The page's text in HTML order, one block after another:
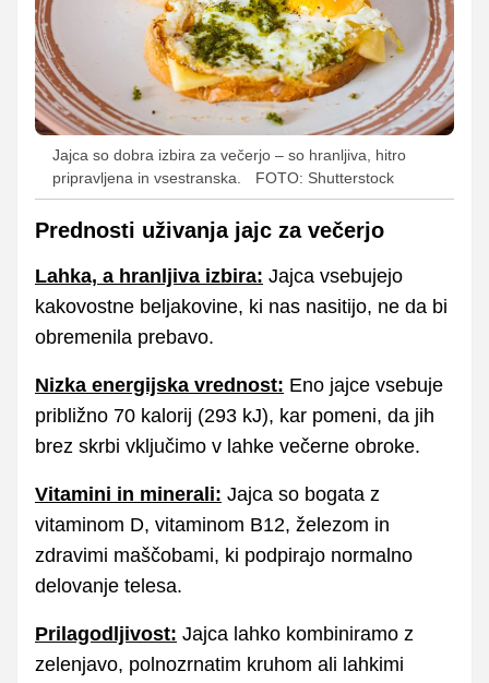
Jajca so dobra izbira za večerjo – so hranljiva, hitro
pripravljena in vsestranska.
FOTO: Shutterstock
Prednosti uživanja jajc za večerjo
Lahka, a hranljiva izbira: Jajca vsebujejo
kakovostne beljakovine, ki nas nasitijo, ne da bi
obremenila prebavo.
Nizka energijska vrednost: Eno jajce vsebuje
približno 70 kalorij (293 kJ), kar pomeni, da jih
brez skrbi vključimo v lahke večerne obroke.
Vitamini in minerali: Jajca so bogata z
vitaminom D, vitaminom B12, železom in
zdravimi maščobami, ki podpirajo normalno
delovanje telesa.
Prilagodljivost: Jajca lahko kombiniramo z
zelenjavo, polnozrnatim kruhom ali lahkimi